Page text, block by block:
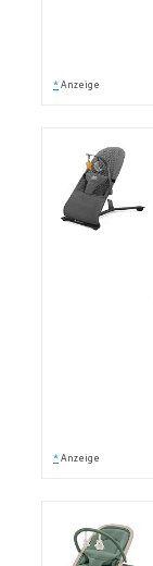
* Anzeige
* Anzeige